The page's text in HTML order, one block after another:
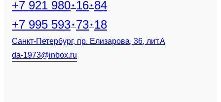
+7 921 980 16 84
+7 995 593 73 18
Санкт-Петербург, пр. Елизарова, 36, лит.А
da-1973@inbox.ru